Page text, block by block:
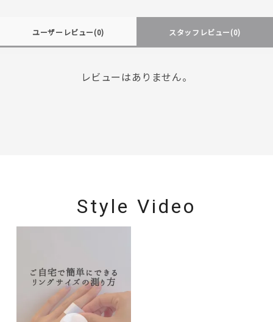
ユーザーレビュー(0) スタッフレビュー(0)
レビューはありません。
Style Video